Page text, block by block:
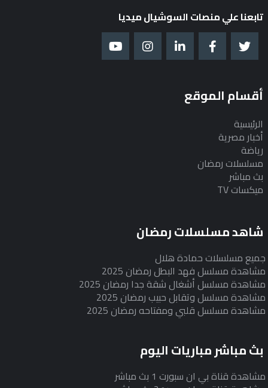
تابعنا علي منصات السوشيال ميديا
أقسام الموقع
الرئيسية
أخبار مصرية
رياضة
مسلسلات رمضان
بث مباشر
ميكسات TV
شاهد مسلسلات رمضان
جميع مسلسلات حمادة هلال
مشاهدة مسلسل فهد البطل رمضان 2025
مشاهدة مسلسل أشغال شقة جدا رمضان 2025
مشاهدة مسلسل وتقابل حبيب رمضان 2025
مشاهدة مسلسل قلبي ومفتاحه رمضان 2025
بث مباشر مباريات اليوم
مشاهدة قناة بي ان سبورت 1 بث مباشر